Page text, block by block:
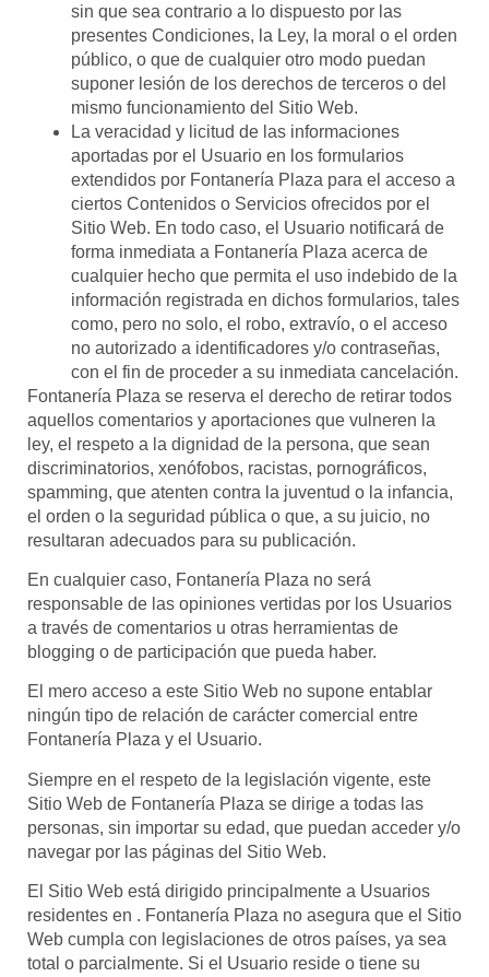
sin que sea contrario a lo dispuesto por las
presentes Condiciones, la Ley, la moral o el orden
público, o que de cualquier otro modo puedan
suponer lesión de los derechos de terceros o del
mismo funcionamiento del Sitio Web.
La veracidad y licitud de las informaciones
aportadas por el Usuario en los formularios
extendidos por Fontanería Plaza para el acceso a
ciertos Contenidos o Servicios ofrecidos por el
Sitio Web. En todo caso, el Usuario notificará de
forma inmediata a Fontanería Plaza acerca de
cualquier hecho que permita el uso indebido de la
información registrada en dichos formularios, tales
como, pero no solo, el robo, extravío, o el acceso
no autorizado a identificadores y/o contraseñas,
con el fin de proceder a su inmediata cancelación.
Fontanería Plaza se reserva el derecho de retirar todos
aquellos comentarios y aportaciones que vulneren la
ley, el respeto a la dignidad de la persona, que sean
discriminatorios, xenófobos, racistas, pornográficos,
spamming, que atenten contra la juventud o la infancia,
el orden o la seguridad pública o que, a su juicio, no
resultaran adecuados para su publicación.
En cualquier caso, Fontanería Plaza no será
responsable de las opiniones vertidas por los Usuarios
a través de comentarios u otras herramientas de
blogging o de participación que pueda haber.
El mero acceso a este Sitio Web no supone entablar
ningún tipo de relación de carácter comercial entre
Fontanería Plaza y el Usuario.
Siempre en el respeto de la legislación vigente, este
Sitio Web de Fontanería Plaza se dirige a todas las
personas, sin importar su edad, que puedan acceder y/o
navegar por las páginas del Sitio Web.
El Sitio Web está dirigido principalmente a Usuarios
residentes en . Fontanería Plaza no asegura que el Sitio
Web cumpla con legislaciones de otros países, ya sea
total o parcialmente. Si el Usuario reside o tiene su